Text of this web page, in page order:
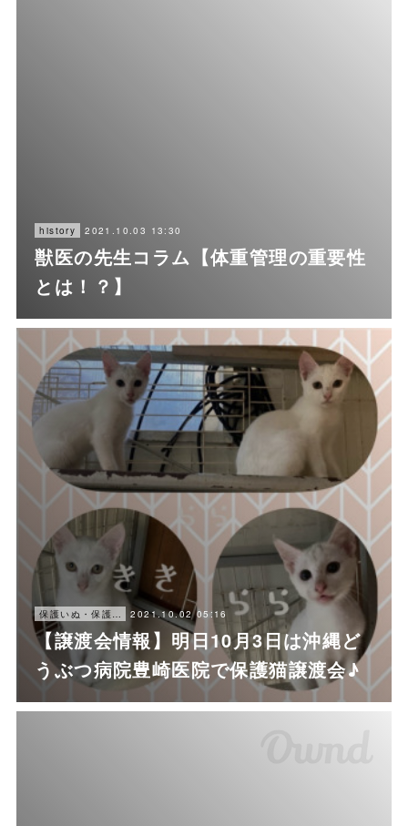
history 2021.10.03 13:30
獣医の先生コラム【体重管理の重要性
とは！？】
保護いぬ・保護ねこ情報・譲渡会情報 2021.10.02 05:16
【譲渡会情報】明日10月3日は沖縄ど
うぶつ病院豊崎医院で保護猫譲渡会♪